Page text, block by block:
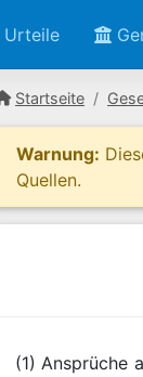
Urteile
Startseite
Warnung:
Quellen.
(1) Ansprüche